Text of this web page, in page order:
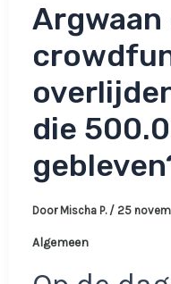
Argwaan
die
Door Mischa P. / 25
Algemeen